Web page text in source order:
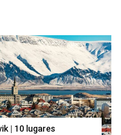
| 10 lugares